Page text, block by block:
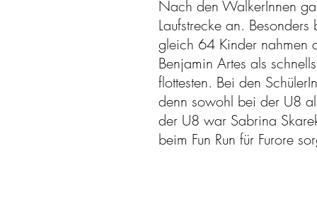
Nach den WalkerInnen
Laufstrecke an.
gleich 64 Kinder nahmen
Benjamin Artes als
flottesten. Bei den
denn sowohl bei der U8
der U8 war Sabrina
beim Fun Run für Furore